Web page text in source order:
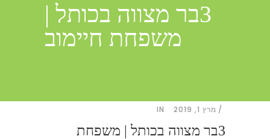
3בר מצווה בכותל |
משפחת חיימוב
מרץ 1, 2019 IN
3בר מצווה בכותל | משפחת